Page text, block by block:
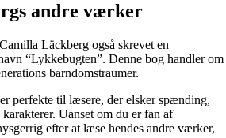
andre værker
Läckberg også skrevet en
“Lykkebugten”. Denne bog handler om
barndomstraumer.
perfekte til læsere, der elsker spænding,
Uanset om du er fan af
efter at læse hendes andre værker,